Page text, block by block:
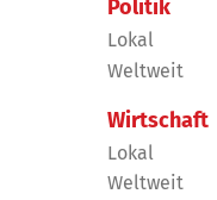
Politik
Lokal
Weltweit
Wirtschaft
Lokal
Weltweit